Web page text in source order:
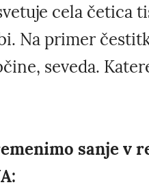
cela četica
Na primer
seveda.
sanje v